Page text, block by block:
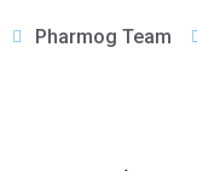
Pharmog Team